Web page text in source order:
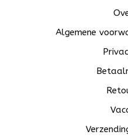
Algemene